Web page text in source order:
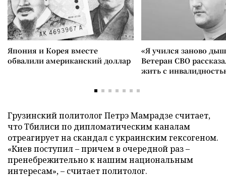
Япония и Корея вместе
обвалили американский доллар
«Я учился заново
Ветеран СВО
жить с
Грузинский политолог Петрэ Мамрадзе считает,
что Тбилиси по дипломатическим каналам
отреагирует на скандал с украинским гексогеном.
«Киев поступил – причем в очередной раз –
пренебрежительно к нашим национальным
интересам», – считает политолог.